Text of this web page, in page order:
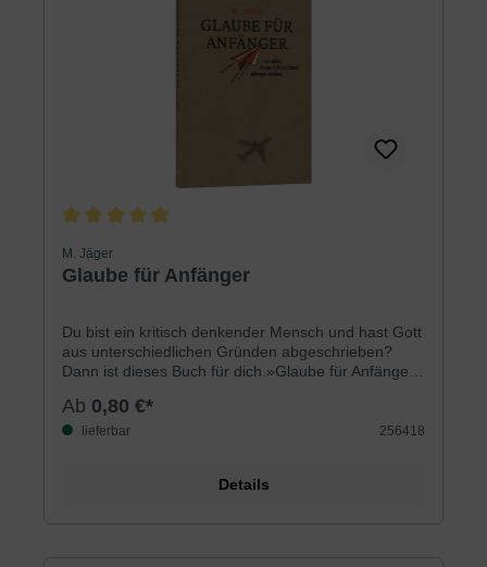
M. Jäger
Glaube für Anfänger
Du bist ein kritisch denkender Mensch und hast Gott
aus unterschiedlichen Gründen abgeschrieben?
Dann ist dieses Buch für dich.»Glaube für Anfänger«
hinzuschauen, und dass die Botschaft der Bibel –
sofern sie wahr ist – alle etwas angeht. Argumente
erzählen, wie großartig Gott ist, wie sehr er
Ab 0,80 €*
lieferbar 256418
Details